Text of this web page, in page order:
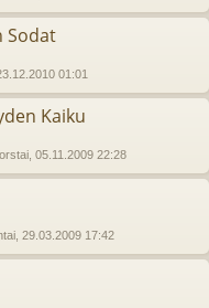
Sodat
01:01
Kaiku
05.11.2009 22:28
29.03.2009 17:42